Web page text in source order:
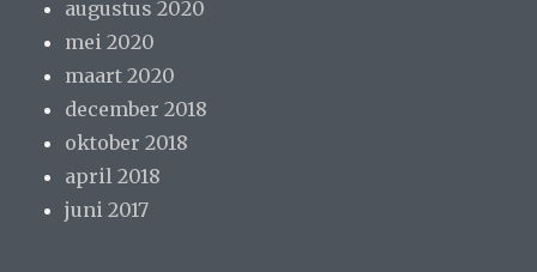
augustus 2020
mei 2020
maart 2020
december 2018
oktober 2018
april 2018
juni 2017